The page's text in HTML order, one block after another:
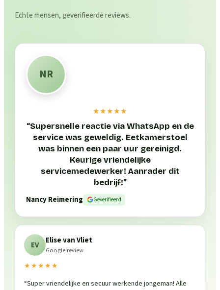
Echte mensen, geverifieerde reviews.
NR
★★★★★
“Supersnelle reactie via WhatsApp en de
service was geweldig. Eetkamerstoel
was binnen een paar uur gereinigd.
Keurige vriendelijke
servicemedewerker! Aanrader dit
bedrijf!”
Nancy Reimering
Geverifieerd
EV Elise van Vliet
Google review
★★★★★
“Super vriendelijke en secuur werkende jongeman! Alle